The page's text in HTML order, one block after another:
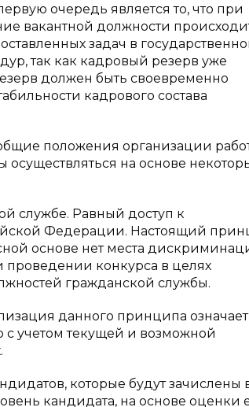
очередь является то, что при
вакантной должности
задач в
так как кадровый резерв уже
должен быть своевременно
кадрового состава
положения организации
на основе
службе. Равный доступ к
Федерации. Настоящий
основе нет места
проведении конкурса в целях
гражданской службы.
данного принципа означает
с учетом текущей и возможной
которые будут зачислены
кандидата, на основе оценки